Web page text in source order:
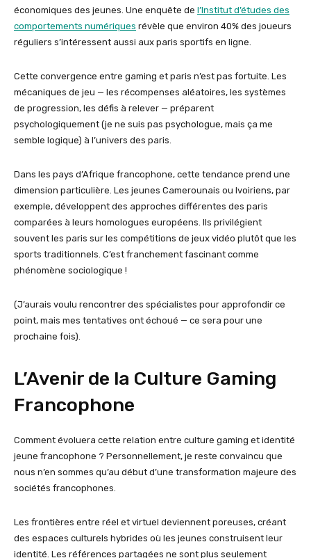
économiques des jeunes. Une enquête de l’Institut d’études des
comportements numériques révèle que environ 40% des joueurs
réguliers s’intéressent aussi aux paris sportifs en ligne.
Cette convergence entre gaming et paris n’est pas fortuite. Les
mécaniques de jeu — les récompenses aléatoires, les systèmes
de progression, les défis à relever — préparent
psychologiquement (je ne suis pas psychologue, mais ça me
semble logique) à l’univers des paris.
Dans les pays d’Afrique francophone, cette tendance prend une
dimension particulière. Les jeunes Camerounais ou Ivoiriens, par
exemple, développent des approches différentes des paris
comparées à leurs homologues européens. Ils privilégient
souvent les paris sur les compétitions de jeux vidéo plutôt que les
sports traditionnels. C’est franchement fascinant comme
phénomène sociologique !
(J’aurais voulu rencontrer des spécialistes pour approfondir ce
point, mais mes tentatives ont échoué — ce sera pour une
prochaine fois).
L’Avenir de la Culture Gaming
Francophone
Comment évoluera cette relation entre culture gaming et identité
jeune francophone ? Personnellement, je reste convaincu que
nous n’en sommes qu’au début d’une transformation majeure des
sociétés francophones.
Les frontières entre réel et virtuel deviennent poreuses, créant
des espaces culturels hybrides où les jeunes construisent leur
identité. Les références partagées ne sont plus seulement